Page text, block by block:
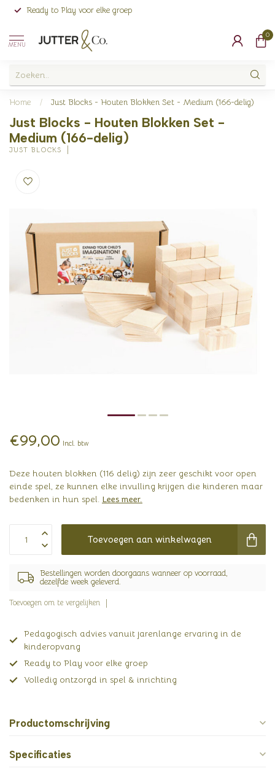
Ready to Play voor elke groep
MENU
0
Home / Just Blocks - Houten Blokken Set - Medium (166-delig)
Just Blocks - Houten Blokken Set -
Medium (166-delig)
JUST BLOCKS
€99,00 Incl. btw
Deze houten blokken (116 delig) zijn zeer geschikt voor open
einde spel, ze kunnen elke invulling krijgen die kinderen maar
bedenken in hun spel. Lees meer.
Toevoegen aan winkelwagen
Bestellingen worden doorgaans wanneer op voorraad,
dezelfde week geleverd.
Toevoegen om te vergelijken
Pedagogisch advies vanuit jarenlange ervaring in de
kinderopvang
Ready to Play voor elke groep
Volledig ontzorgd in spel & inrichting
Productomschrijving
Specificaties